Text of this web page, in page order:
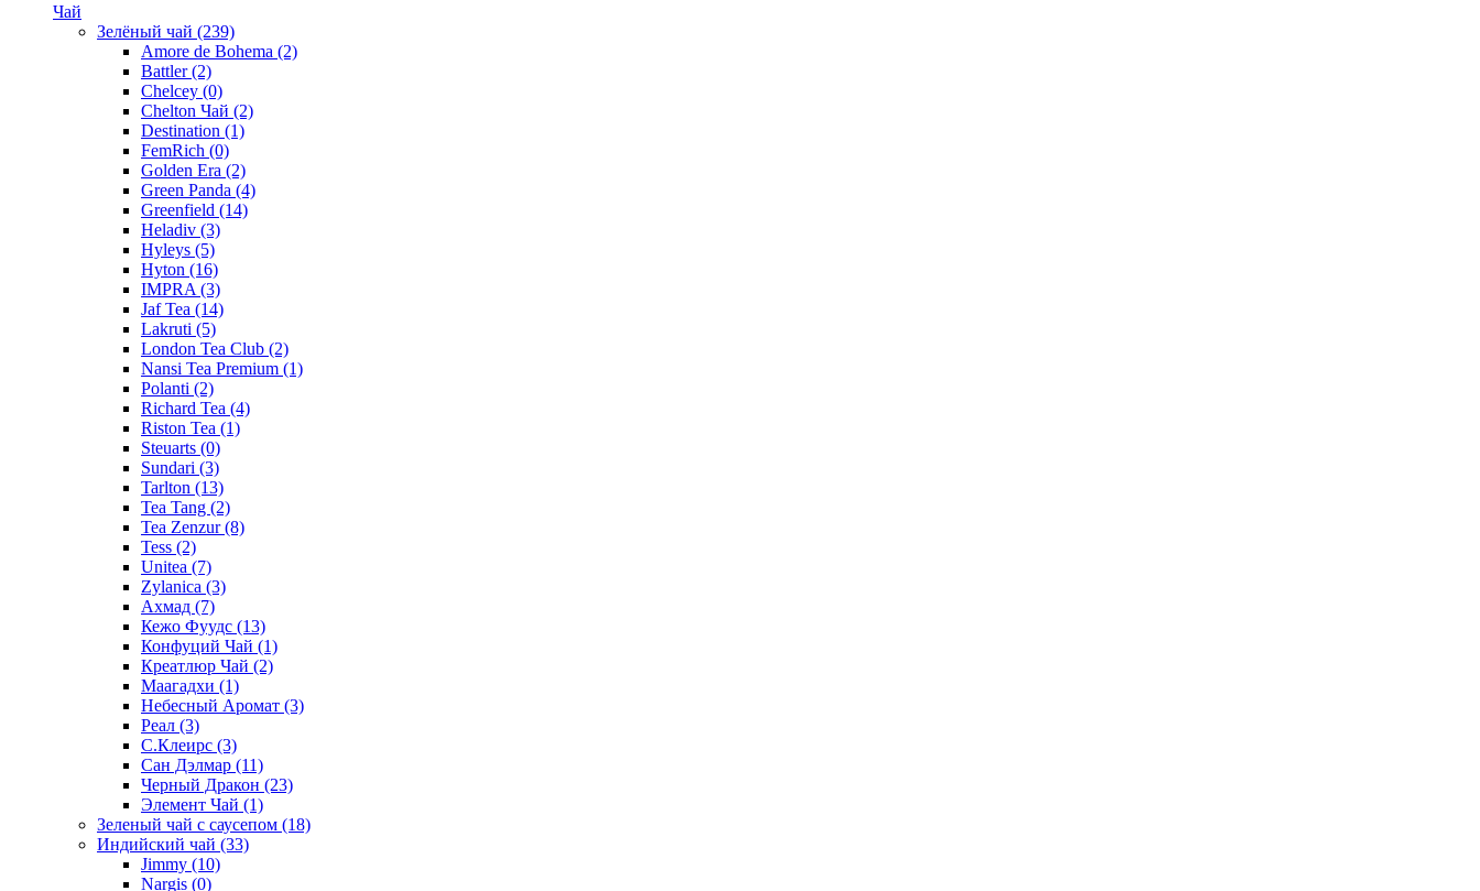
Чай
Зелёный чай (239)
Amore de Bohema (2)
Battler(2)
Chelcey (0)
Chelton Чай (2)
Destination (1)
FemRich (0)
Golden Era (2)
Green Panda (4)
Greenfield (14)
Heladiv (3)
Hyleys (5)
Hyton (16)
IMPRA (3)
Jaf Tea (14)
Lakruti (5)
London Tea Club (2)
Nansi Tea Premium (1)
Polanti (2)
Richard Tea (4)
Riston Tea (1)
Steuarts (0)
Sundari (3)
Tarlton (13)
Tea Tang (2)
Tea Zenzur(8)
Tess (2)
Unitea (7)
Zylanica (3)
Ахмад (7)
Кежо Фуудс (13)
Конфуций Чай (1)
Креатлюр Чай (2)
Маагадхи (1)
Небесный Аромат (3)
Реал (3)
С.Клеирс (3)
Сан Дэлмар (11)
Черный Дракон (23)
Элемент Чай (1)
Зеленый чай с саусепом (18)
Индийский чай (33)
Jimmy (10)
Nargis (0)